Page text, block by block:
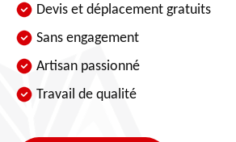
Devis et déplacement gratuits
Sans engagement
Artisan passionné
Travail de qualité